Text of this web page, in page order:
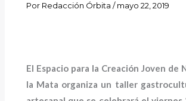
Por Redacción Órbita/mayo 22, 2019
El Espacio para la Creación Joven de
la Mata organiza un taller